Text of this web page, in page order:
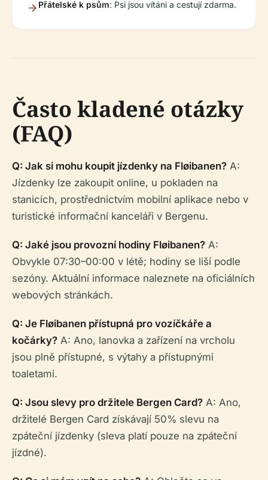
Přátelské k psům: Psi jsou vítáni a cestují zdarma.
Často kladené otázky
(FAQ)
Q: Jak si mohu koupit jízdenky na Fløibanen? A:
Jízdenky lze zakoupit online, u pokladen na
stanicích, prostřednictvím mobilní aplikace nebo v
turistické informační kanceláři v Bergenu.
Q: Jaké jsou provozní hodiny Fløibanen? A:
Obvykle 07:30–00:00 v létě; hodiny se liší podle
sezóny. Aktuální informace naleznete na oficiálních
webových stránkách.
Q: Je Fløibanen přístupná pro vozíčkáře a
kočárky? A: Ano, lanovka a zařízení na vrcholu
jsou plně přístupné, s výtahy a přístupnými
toaletami.
Q: Jsou slevy pro držitele Bergen Card? A: Ano,
držitelé Bergen Card získávají 50% slevu na
zpáteční jízdenky (sleva platí pouze na zpáteční
jízdné).